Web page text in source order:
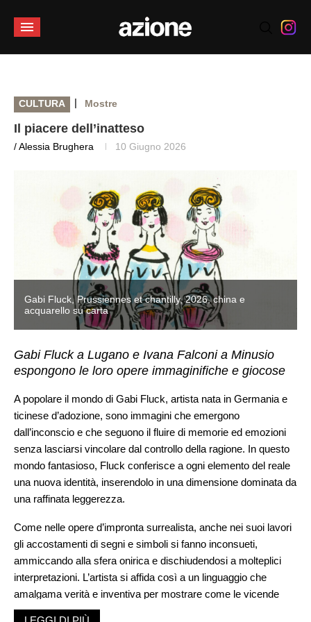
CULTURA | Mostre
Il piacere dell’inatteso
/ Alessia Brughera 10 Giugno 2026
Gabi Fluck, Prussiennes et chantilly, 2026, china e
acquarello su carta
Gabi Fluck a Lugano e Ivana Falconi a Minusio
espongono le loro opere immaginifiche e giocose
A popolare il mondo di Gabi Fluck, artista nata in Germania e
ticinese d’adozione, sono immagini che emergono
dall’inconscio e che seguono il fluire di memorie ed emozioni
senza lasciarsi vincolare dal controllo della ragione. In questo
mondo fantasioso, Fluck conferisce a ogni elemento del reale
una nuova identità, inserendolo in una dimensione dominata da
una raffinata leggerezza.
Come nelle opere d’impronta surrealista, anche nei suoi lavori
gli accostamenti di segni e simboli si fanno inconsueti,
ammiccando alla sfera onirica e dischiudendosi a molteplici
interpretazioni. L’artista si affida così a un linguaggio che
amalgama verità e inventiva per mostrare come le vicende
umane possano essere rappresentate con leggiadria, senza